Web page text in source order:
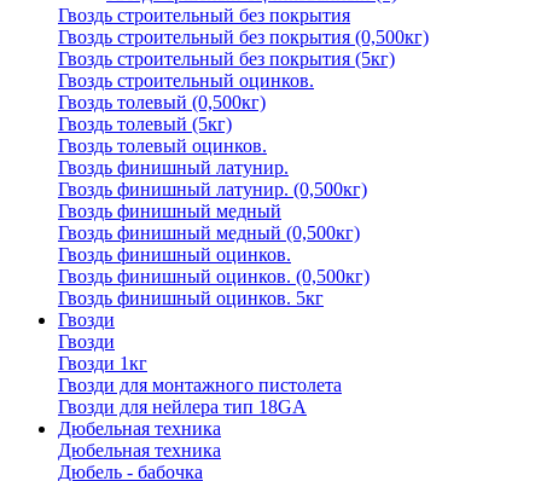
Гвоздь строительный без покрытия
Гвоздь строительный без покрытия (0,500кг)
Гвоздь строительный без покрытия (5кг)
Гвоздь строительный оцинков.
Гвоздь толевый (0,500кг)
Гвоздь толевый (5кг)
Гвоздь толевый оцинков.
Гвоздь финишный латунир.
Гвоздь финишный латунир. (0,500кг)
Гвоздь финишный медный
Гвоздь финишный медный (0,500кг)
Гвоздь финишный оцинков.
Гвоздь финишный оцинков. (0,500кг)
Гвоздь финишный оцинков. 5кг
Гвозди
Гвозди
Гвозди 1кг
Гвозди для монтажного пистолета
Гвозди для нейлера тип 18GA
Дюбельная техника
Дюбельная техника
Дюбель - бабочка